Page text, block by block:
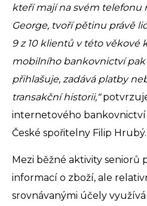
kteří mají na svém
George, tvoří pětinu právě
9 z 10 klientů v této věkové
mobilního bankovnictví
přihlašuje, zadává platby
transakční historii,“
internetového
České spořitelny Filip Hrubý.
Mezi běžné aktivity seniorů
informací o zboží, ale
srovnávanými účely